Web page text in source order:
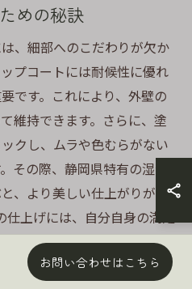
めの秘訣
、細部へのこだわりが欠か
プコートには耐候性に優れ
です。これにより、外壁の
維持できます。さらに、塗
クし、ムラや色むらがない
その際、静岡県特有の湿気
、より美しい仕上がりが期
上げには、自分自身の満足
寧に仕上げることで、単な
にプラスすることができま
お問い合わせはこちら